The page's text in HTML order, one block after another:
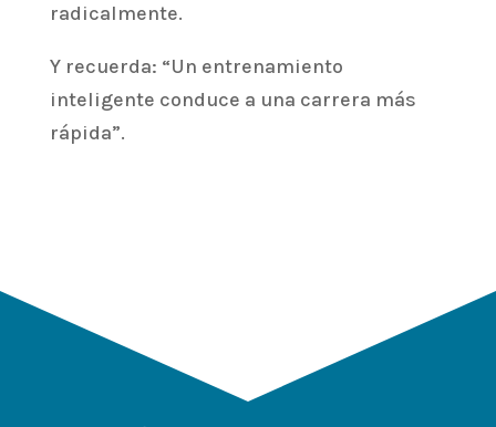
radicalmente.
Y recuerda: “Un entrenamiento
inteligente conduce a una carrera más
rápida”.